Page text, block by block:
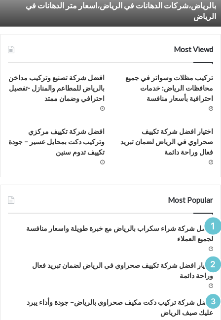
بالرياض،شركات
دهانات
بالرياض،شركة
ديكورات
بالرياض،سعر
بالرياض،دهان
مصري
بالرياض،دهان
فلبيني
باكستاني
بالرياض،دهان
عندي
بالرياض،دهان
بالرياض،دهان
لبناني
بالرياض،دهان
سوري
بالرياض،دهان
عراقي
بالرياض،دهان
سعودي
بالرياض،شركات
الدهانات
في
الرياض،اسعار
بالرياض،شركات الدهانات في الرياض،اسعار متر الدهانات في
الرياض
Most Viewd
تركيب مظلات وسواتر في جميع
محافظات الرياض: خدمات
احترافية بأسعار منافسة
افضل شركة تصنيع وتركيب مداخن
بالرياض للمطاعم والمنازل -تفصيل
احترافي وضمان ممتد
اختيار افضل شركة تكييف
صحراوي في الرياض لضمان تبريد
فعال وراحة دائمة
افضل شركة تكييف مركزي
وتركيب دكت بمحايل عسير – جودة
تكييف تدوم سنين
Most Popular
افضل شركة شراء سكراب بالرياض مع خبرة طويلة واسعار منافسة
لجميع العملاء
اختيار افضل شركة تكييف صحراوي في الرياض لضمان تبريد فعال
وراحة دائمة
افضل شركة تركيب دكت مكيف صحراوي بالرياض– جودة وأداء يبرد
عليك صيف الرياض